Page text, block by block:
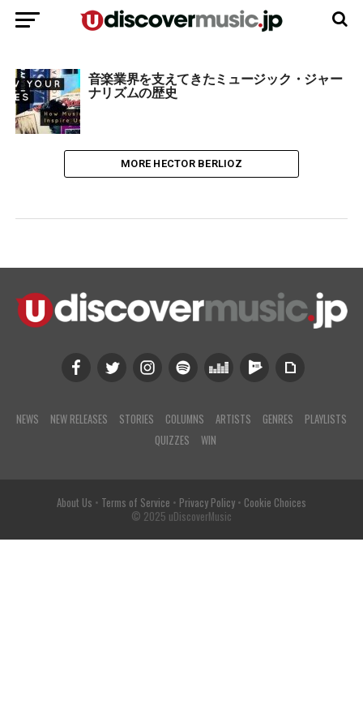
音楽業界を支えてきたミュージック・ジャー
ナリズムの歴史
MORE HECTOR BERLIOZ
NEWS NEW RELEASES STORIES COLUMNS ARTISTS GENRES
PLAYLISTS
QUIZZES
WIN
About Us • Terms of Service • Privacy Policy• Cookie Choices
© 2025 uDiscoverMusic